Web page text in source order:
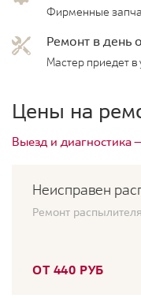
Фирменные
Ремонт в день
Мастер приедет
Цены на
Выезд и диагностика
Неисправен
Ремонт распылителя
ОТ 440 РУБ